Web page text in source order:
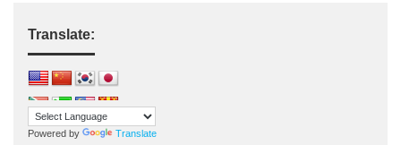
Translate:
Powered by Translate